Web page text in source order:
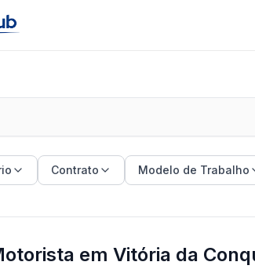
Contrato Modelo de Trabalho
em Vitória da